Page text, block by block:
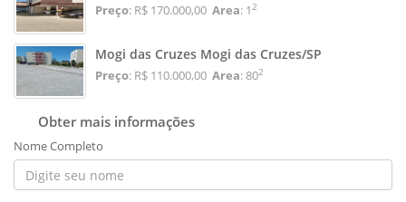
Preço: R$ 170.000,00 Area: 12
Mogi das Cruzes Mogi das Cruzes/SP
Preço: R$ 110.000,00 Area: 802
Obter mais informações
Nome Completo